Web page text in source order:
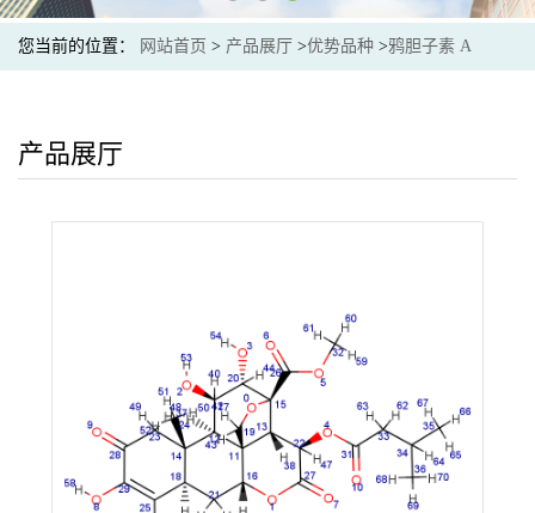
您当前的位置： 网站首页 > 产品展厅 >优势品种 >鸦胆子素 A
产品展厅